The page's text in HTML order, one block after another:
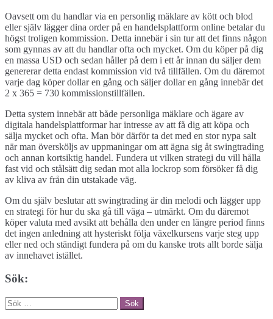
Oavsett om du handlar via en personlig mäklare av kött och blod
eller själv lägger dina order på en handelsplattform online betalar du
högst troligen kommission. Detta innebär i sin tur att det finns någon
som gynnas av att du handlar ofta och mycket. Om du köper på dig
en massa USD och sedan håller på dem i ett år innan du säljer dem
genererar detta endast kommission vid två tillfällen. Om du däremot
varje dag köper dollar en gång och säljer dollar en gång innebär det
2 x 365 = 730 kommissionstillfällen.
Detta system innebär att både personliga mäklare och ägare av
digitala handelsplattformar har intresse av att få dig att köpa och
sälja mycket och ofta. Man bör därför ta det med en stor nypa salt
när man översköljs av uppmaningar om att ägna sig åt swingtrading
och annan kortsiktig handel. Fundera ut vilken strategi du vill hålla
fast vid och stålsätt dig sedan mot alla lockrop som försöker få dig
av kliva av från din utstakade väg.
Om du själv beslutar att swingtrading är din melodi och lägger upp
en strategi för hur du ska gå till väga – utmärkt. Om du däremot
köper valuta med avsikt att behålla den under en längre period finns
det ingen anledning att hysteriskt följa växelkursens varje steg upp
eller ned och ständigt fundera på om du kanske trots allt borde sälja
av innehavet istället.
Sök:
Sök
efter: